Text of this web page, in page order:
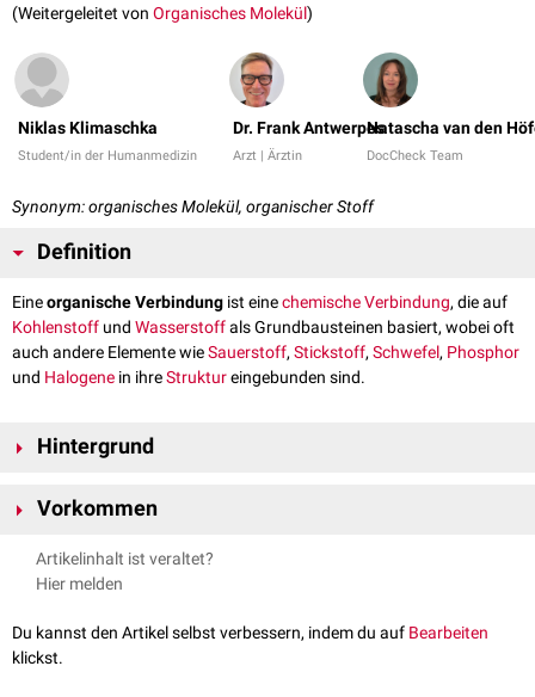
(Weitergeleitet von Organisches Molekül)
Niklas Klimaschka
Student/in der Humanmedizin
Dr. Frank Antwerpes
Arzt | Ärztin
Natascha van den
DocCheck Team
Synonym: organisches Molekül, organischer Stoff
Definition
Eineorganische Verbindung ist einechemische Verbindung, die auf
Kohlenstoff und Wasserstoffals Grundbausteinen basiert, wobei oft
auch andere Elemente wieSauerstoff, Stickstoff, Schwefel, Phosphor
und Halogene in ihreStruktureingebunden sind.
Hintergrund
Strukturen und Eigenschaften. Sie können anhand ihres
eingeteilt und anschließend weiter klassifiziert werden.
Nicht alle kohlenstoffhaltigen Verbindungen werden jedoch als
Kohlenstoffdioxid(CO ) undCarbonateenthaltenKohlenstoff.
Vorkommen
Organische Verbindungen sind in der Natur weit verbreitet und spielen
eine entscheidende Rolle in biologischen Prozessen, da sie die
Lipiden
und Nukleinsäuren bilden. Sie können in Form von einfachen
Molekülen
oder komplexen Verbindungen wie
Artikelinhalt ist veraltet?
Hier melden
Du kannst den Artikel selbst verbessern, indem du auf Bearbeiten
klickst.